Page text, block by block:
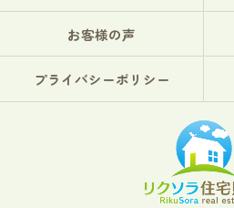
お客様の声
プライバシーポリシー